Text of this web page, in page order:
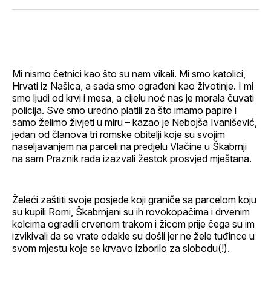
Mi nismo četnici kao što su nam vikali. Mi smo katolici,
Hrvati iz Našica, a sada smo ograđeni kao životinje. I mi
smo ljudi od krvi i mesa, a cijelu noć nas je morala čuvati
policija. Sve smo uredno platili za što imamo papire i
samo želimo živjeti u miru – kazao je Nebojša Ivanišević,
jedan od članova tri romske obitelji koje su svojim
naseljavanjem na parceli na predjelu Vlačine u Škabrnji
na sam Praznik rada izazvali žestok prosvjed mještana.
Želeći zaštiti svoje posjede koji graniče sa parcelom koju
su kupili Romi, Škabrnjani su ih rovokopačima i drvenim
kolcima ogradili crvenom trakom i žicom prije čega su im
izvikivali da se vrate odakle su došli jer ne žele tuđince u
svom mjestu koje se krvavo izborilo za slobodu(!).